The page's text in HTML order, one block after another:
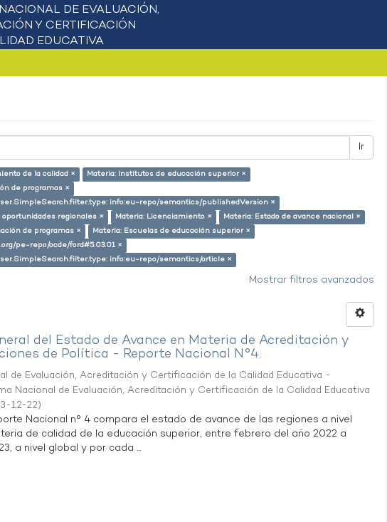
Ir
de la calidad ×
Materia: Institutos de educación superior ×
de programas ×
info:eu-repo/semantics/publishedVersion ×
regionales ×
Materia: Licenciamiento ×
Materia: Estado de avance nacional ×
de programas ×
Materia: Escuelas de educación superior ×
pe-repo/ocde/ford#5.03.01 ×
info:eu-repo/semantics/article ×
Mostrar filtros avanzados
del Estado de Avance en Materia de Acreditación y
de Política - Reporte Nacional N°4.
de Evaluación, Acreditación y Certificación de la Calidad Educativa -
Nacional de Evaluación, Acreditación y Certificación de la Calidad Educativa
12-22)
Nacional n° 4 compara el estado de avance de las regiones a nivel
de calidad de la educación superior, entre febrero del año 2022 a
a nivel global y por cada ...